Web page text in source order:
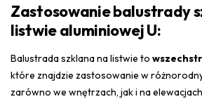
Zastosowanie balustrady
listwie aluminiowej U:
Balustrada szklana na listwie to
które znajdzie zastosowanie w
zarówno we wnętrzach, jak i na